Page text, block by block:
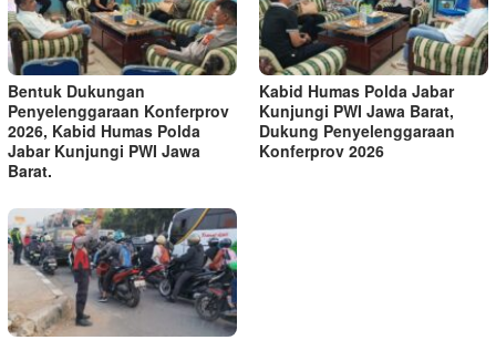
Bentuk Dukungan
Penyelenggaraan Konferprov
2026, Kabid Humas Polda
Jabar Kunjungi PWI Jawa
Barat.
Kabid Humas Polda Jabar
Kunjungi PWI Jawa Barat,
Dukung Penyelenggaraan
Konferprov 2026